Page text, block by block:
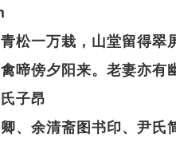
松一万栽，山堂留得
啼傍夕阳来。老妻亦有
子昂
、余清斋图书印、尹